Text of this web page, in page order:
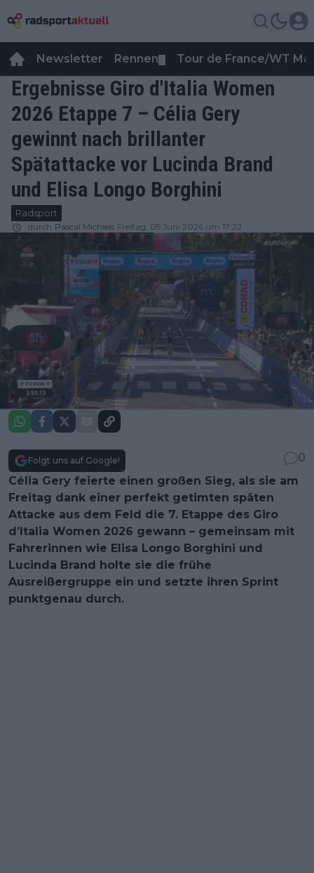
Newsletter Rennen Tour de France/WT
Ergebnisse Giro d'Italia Women
2026 Etappe 7 – Célia Gery
gewinnt nach brillanter
Spätattacke vor Lucinda Brand
und Elisa Longo Borghini
Radsport
durch Pascal Michiels Freitag, 05 Juni 2026 um 17:22
Folgt uns auf Google!
0
Célia Gery feierte einen großen Sieg, als sie am
Freitag dank einer perfekt getimten späten
Attacke aus dem Feld die 7. Etappe des Giro
d’Italia Women 2026 gewann – gemeinsam mit
Fahrerinnen wie Elisa Longo Borghini und
Lucinda Brand holte sie die frühe
Ausreißergruppe ein und setzte ihren Sprint
punktgenau durch.